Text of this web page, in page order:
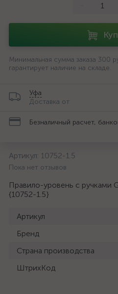
Минимальная сумма заказа 300
гарантирует наличие на складе.
Уфа
Доставка от
Безналичный расчет,
Артикул: 10752-1.5
Пока нет отзывов
Правило-уровень с ручками
{10752-1.5}
Артикул
Бренд
Страна производства
ШтрихКод